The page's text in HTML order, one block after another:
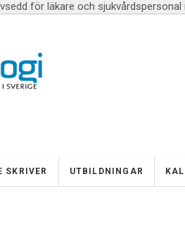
för läkare och
SKRIVER UTBILDNINGAR